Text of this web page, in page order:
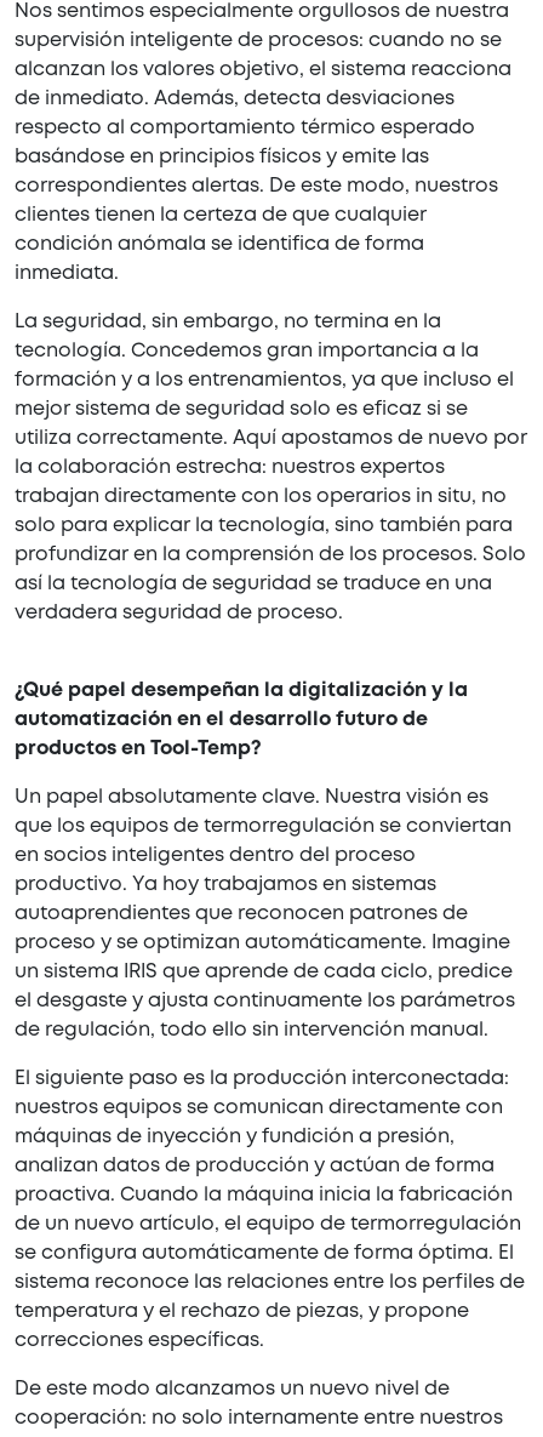
Nos sentimos especialmente orgullosos de nuestra
supervisión inteligente de procesos: cuando no se
alcanzan los valores objetivo, el sistema reacciona
de inmediato. Además, detecta desviaciones
respecto al comportamiento térmico esperado
basándose en principios físicos y emite las
correspondientes alertas. De este modo, nuestros
clientes tienen la certeza de que cualquier
condición anómala se identifica de forma
inmediata.
La seguridad, sin embargo, no termina en la
tecnología. Concedemos gran importancia a la
formación y a los entrenamientos, ya que incluso el
mejor sistema de seguridad solo es eficaz si se
utiliza correctamente. Aquí apostamos de nuevo por
la colaboración estrecha: nuestros expertos
trabajan directamente con los operarios in situ, no
solo para explicar la tecnología, sino también para
profundizar en la comprensión de los procesos. Solo
así la tecnología de seguridad se traduce en una
verdadera seguridad de proceso.
¿Qué papel desempeñan la digitalización y la
automatización en el desarrollo futuro de
productos en Tool-Temp?
Un papel absolutamente clave. Nuestra visión es
que los equipos de termorregulación se conviertan
en socios inteligentes dentro del proceso
productivo. Ya hoy trabajamos en sistemas
autoaprendientes que reconocen patrones de
proceso y se optimizan automáticamente. Imagine
un sistema IRIS que aprende de cada ciclo, predice
el desgaste y ajusta continuamente los parámetros
de regulación, todo ello sin intervención manual.
El siguiente paso es la producción interconectada:
nuestros equipos se comunican directamente con
máquinas de inyección y fundición a presión,
analizan datos de producción y actúan de forma
proactiva. Cuando la máquina inicia la fabricación
de un nuevo artículo, el equipo de termorregulación
se configura automáticamente de forma óptima. El
sistema reconoce las relaciones entre los perfiles de
temperatura y el rechazo de piezas, y propone
correcciones específicas.
De este modo alcanzamos un nuevo nivel de
cooperación: no solo internamente entre nuestros